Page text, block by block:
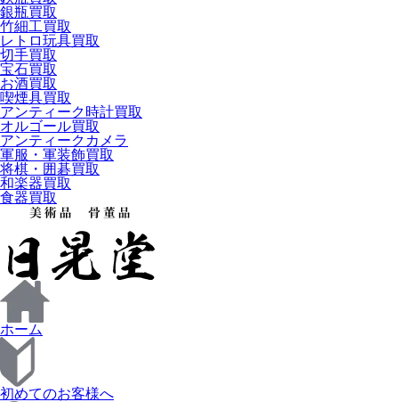
銀瓶買取
竹細工買取
レトロ玩具買取
切手買取
宝石買取
お酒買取
喫煙具買取
アンティーク時計買取
オルゴール買取
アンティークカメラ
軍服・軍装飾買取
将棋・囲碁買取
和楽器買取
食器買取
ホーム
初めてのお客様へ